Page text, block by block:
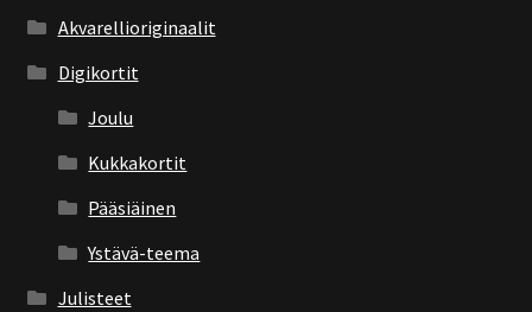
Akvarellioriginaalit
Digikortit
Joulu
Kukkakortit
Pääsiäinen
Ystävä-teema
Julisteet